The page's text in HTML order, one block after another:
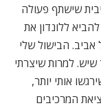
שישתף פעולה
ללונדון את
הבישול שלי
שיש. למרות שיצרתי
אותי יותר,
המרכיבים